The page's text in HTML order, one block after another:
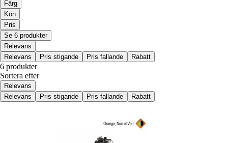
Färg
Kön
Pris
Se 6 produkter
Relevans
Relevans
Pris stigande Pris fallande Rabatt
6 produkter
Sortera efter
Relevans
Relevans
Pris stigande Pris fallande Rabatt